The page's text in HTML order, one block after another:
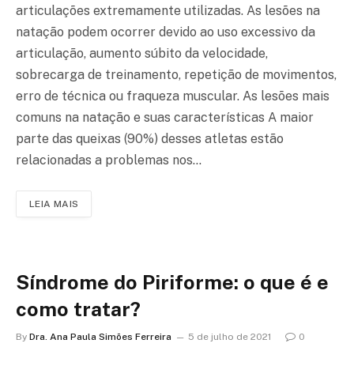
articulações extremamente utilizadas. As lesões na
natação podem ocorrer devido ao uso excessivo da
articulação, aumento súbito da velocidade,
sobrecarga de treinamento, repetição de movimentos,
erro de técnica ou fraqueza muscular. As lesões mais
comuns na natação e suas características A maior
parte das queixas (90%) desses atletas estão
relacionadas a problemas nos…
LEIA MAIS
Síndrome do Piriforme: o que é e
como tratar?
By Dra. Ana Paula Simões Ferreira 5 de julho de 2021 0